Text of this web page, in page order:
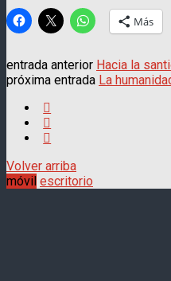
Más
entrada anterior Hacia la
próxima entrada La
Volver arriba
móvil escritorio